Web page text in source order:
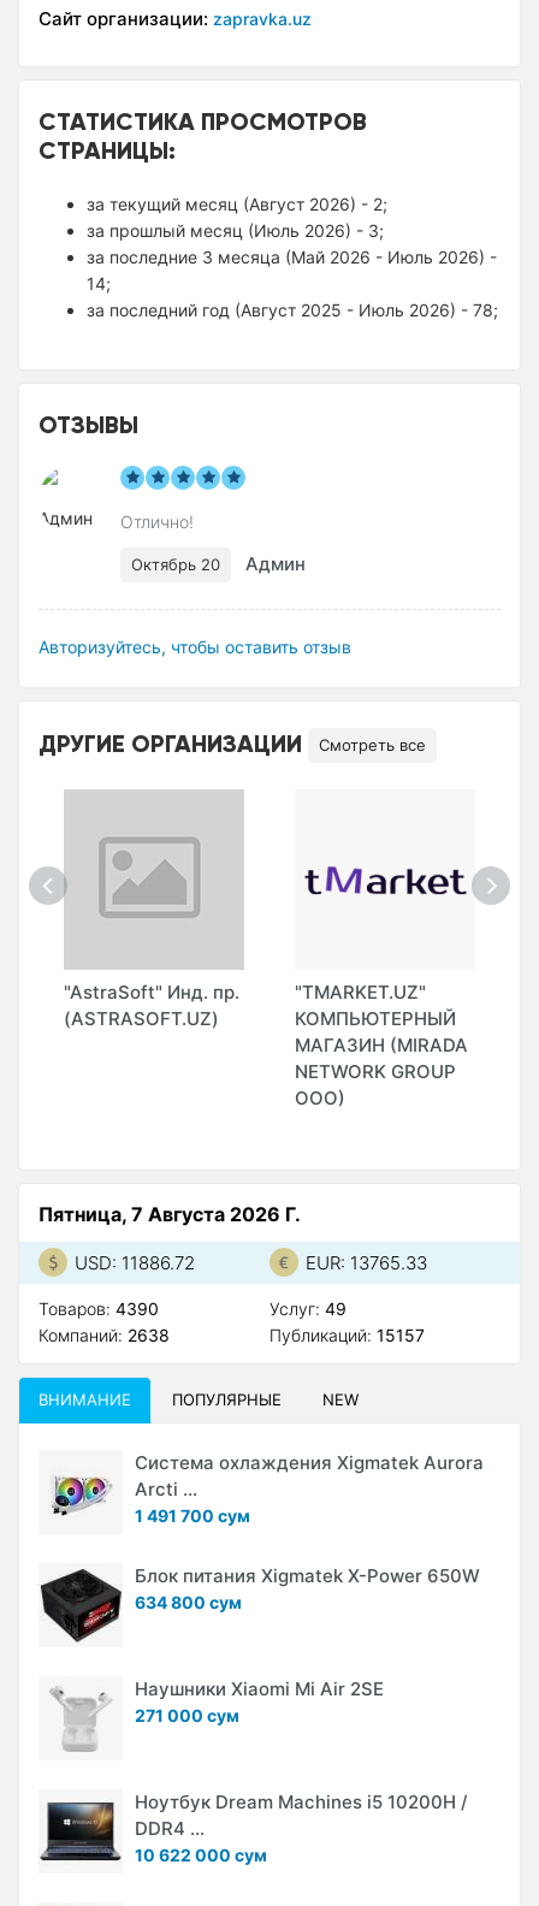
Сайт организации: zapravka.uz
СТАТИСТИКА ПРОСМОТРОВ
СТРАНИЦЫ:
за текущий месяц (Август 2026) - 2;
за прошлый месяц (Июль 2026) - 3;
за последние 3 месяца (Май 2026 - Июль 2026) -
14;
за последний год (Август 2025 - Июль 2026) - 78;
ОТЗЫВЫ
Отлично!
Октябрь 20 Админ
Авторизуйтесь, чтобы оставить отзыв
ДРУГИЕ ОРГАНИЗАЦИИ Смотреть все
"AstraSoft" Инд. пр.
(ASTRASOFT.UZ)
"TMARKET.UZ"
КОМПЬЮТЕРНЫЙ
МАГАЗИН (MIRADA
NETWORK GROUP
ООО)
Пятница, 7 Августа 2026 Г.
USD: 11886.72 EUR: 13765.33
Товаров: 4390
Компаний: 2638
Услуг: 49
Публикаций: 15157
ВНИМАНИЕ ПОПУЛЯРНЫЕ NEW
Система охлаждения Xigmatek Aurora
Arcti ...
1 491 700 сум
Блок питания Xigmatek X-Power 650W
634 800 сум
Наушники Xiaomi Mi Air 2SE
271 000 сум
Ноутбук Dream Machines i5 10200H /
DDR4 ...
10 622 000 сум